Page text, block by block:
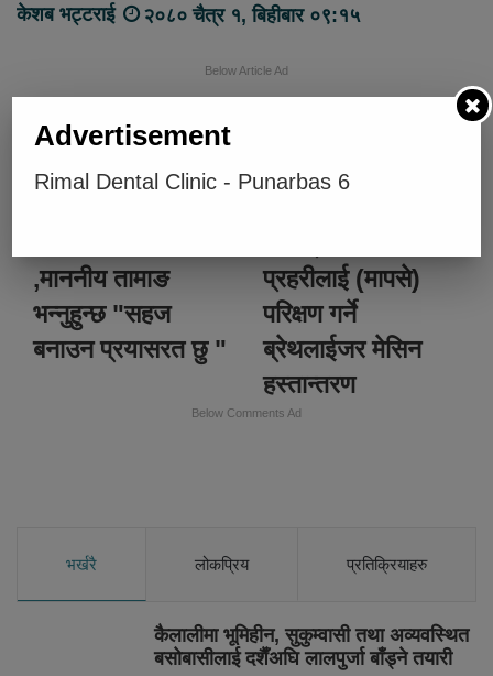
केशब भट्टराई २०८० चैत्र १, बिहीबार ०९:१५
Below Article Ad
केशब भट्टराई
,माननीय तामाङ
भन्नुहुन्छ "सहज
बनाउन प्रयासरत छु "
प्रहरीलाई (मापसे)
परिक्षण गर्ने
ब्रेथलाईजर मेसिन
हस्तान्तरण
Below Comments Ad
भर्खरै लोकप्रिय प्रतिक्रियाहरु
कैलालीमा भूमिहीन, सुकुम्वासी तथा अव्यवस्थित
बसोबासीलाई दशैँअघि लालपुर्जा बाँड्ने तयारी
Advertisement
Rimal Dental Clinic - Punarbas 6